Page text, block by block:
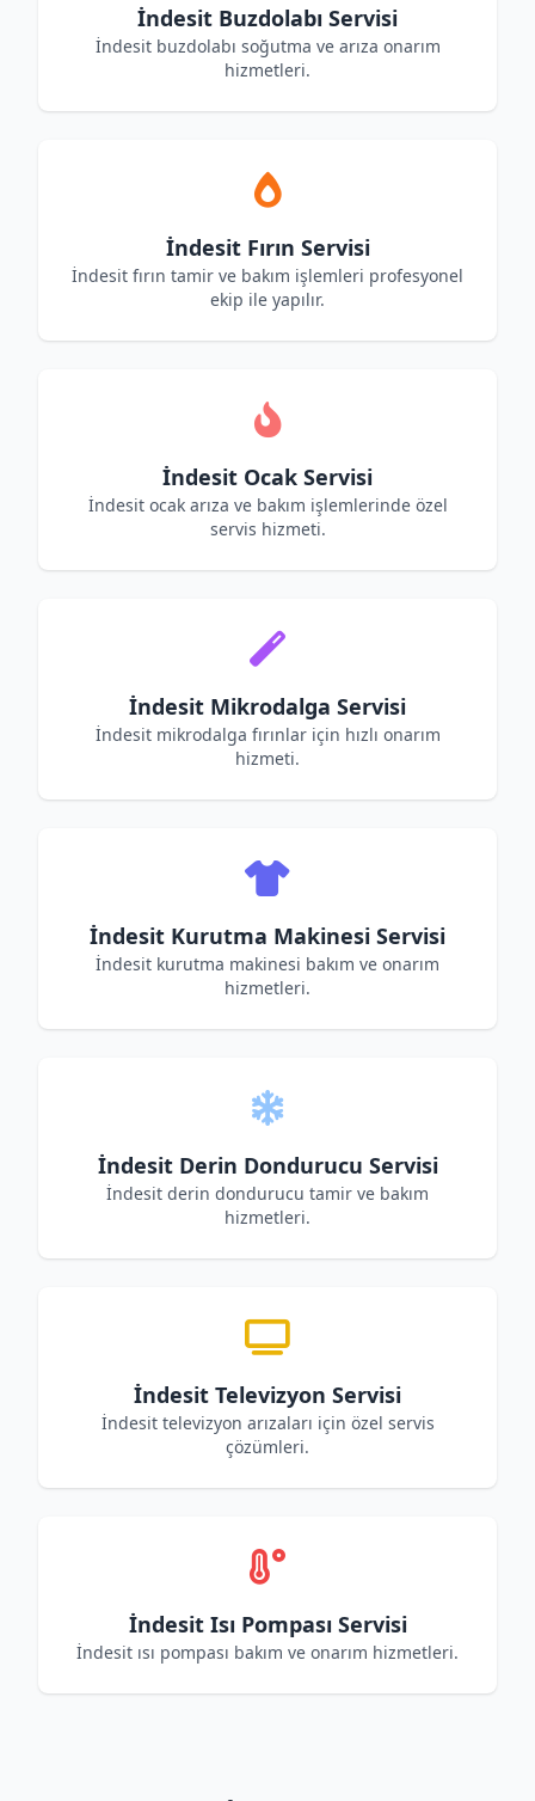
İndesit Buzdolabı Servisi
İndesit buzdolabı soğutma ve arıza onarım
hizmetleri.
İndesit Fırın Servisi
İndesit fırın tamir ve bakım işlemleri profesyonel
ekip ile yapılır.
İndesit Ocak Servisi
İndesit ocak arıza ve bakım işlemlerinde özel
servis hizmeti.
İndesit Mikrodalga Servisi
İndesit mikrodalga fırınlar için hızlı onarım
hizmeti.
İndesit Kurutma Makinesi Servisi
İndesit kurutma makinesi bakım ve onarım
hizmetleri.
İndesit Derin Dondurucu Servisi
İndesit derin dondurucu tamir ve bakım
hizmetleri.
İndesit Televizyon Servisi
İndesit televizyon arızaları için özel servis
çözümleri.
İndesit Isı Pompası Servisi
İndesit ısı pompası bakım ve onarım hizmetleri.